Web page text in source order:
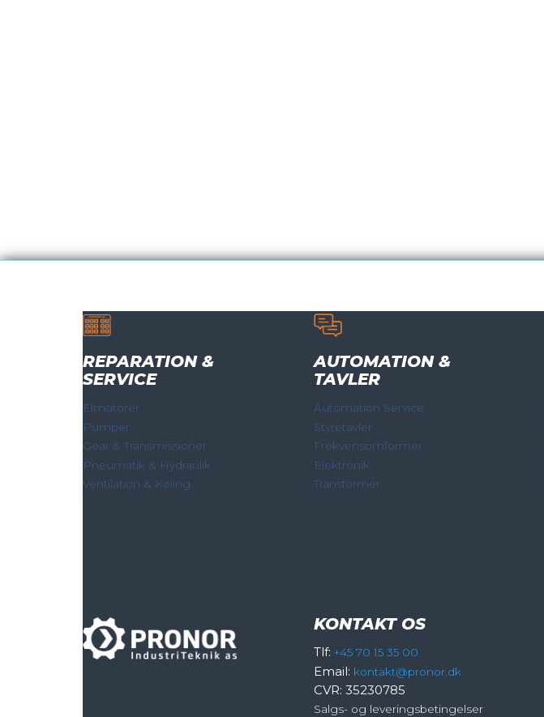
REPARATION &
SERVICE
Elmotorer
Pumper
Gear & Transmissioner
Pneumatik & Hydraulik
Ventilation & Køling
AUTOMATION &
TAVLER
Automation Service
Styretavler
Frekvensomformer
Elektronik
Transformer
KONTAKT OS
Tlf: +45 70 15 35 00
Email: kontakt@pronor.dk
CVR: 35230785
Salgs- og leveringsbetingelser